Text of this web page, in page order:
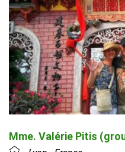
Mme. Valérie Pitis